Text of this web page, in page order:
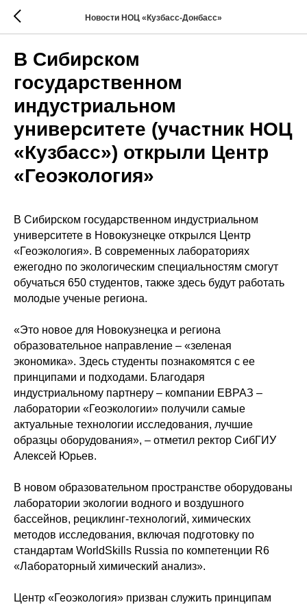
Новости НОЦ «Кузбасс-Донбасс»
В Сибирском
государственном
индустриальном
университете (участник НОЦ
«Кузбасс») открыли Центр
«Геоэкология»
В Сибирском государственном индустриальном
университете в Новокузнецке открылся Центр
«Геоэкология». В современных лабораториях
ежегодно по экологическим специальностям смогут
обучаться 650 студентов, также здесь будут работать
молодые ученые региона.
«Это новое для Новокузнецка и региона
образовательное направление – «зеленая
экономика». Здесь студенты познакомятся с ее
принципами и подходами. Благодаря
индустриальному партнеру – компании ЕВРАЗ –
лаборатории «Геоэкологии» получили самые
актуальные технологии исследования, лучшие
образцы оборудования», – отметил ректор СибГИУ
Алексей Юрьев.
В новом образовательном пространстве оборудованы
лаборатории экологии водного и воздушного
бассейнов, рециклинг-технологий, химических
методов исследования, включая подготовку по
стандартам WorldSkills Russia по компетенции R6
«Лабораторный химический анализ».
Центр «Геоэкология» призван служить принципам